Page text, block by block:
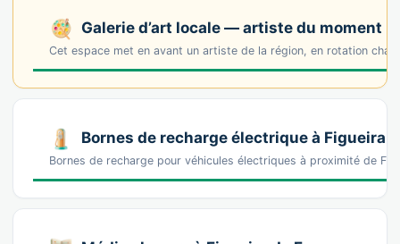
Galerie d’art locale — artiste du moment
Cet espace met en avant un artiste de la région, en rotation
Bornes de recharge électrique à Figueira
Bornes de recharge pour véhicules électriques à proximité de